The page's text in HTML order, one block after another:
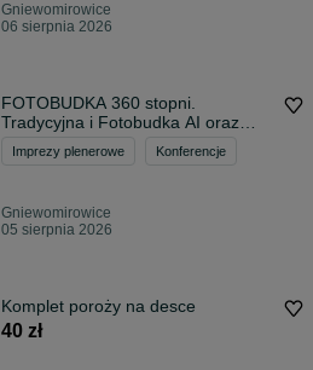
Gniewomirowice
06 sierpnia 2026
FOTOBUDKA 360 stopni.
Tradycyjna i Fotobudka AI oraz
telefon życzeń. Prowadzimy DJ-KĘ
Imprezy plenerowe Konferencje
Gniewomirowice
05 sierpnia 2026
Komplet poroży na desce
40 zł